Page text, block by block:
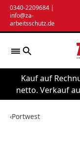
Zum
Inhalt
springen
0340-2209684 |
info@za-
arbeitsschutz.de
Kauf auf
netto. Verkauf
‹Portwest